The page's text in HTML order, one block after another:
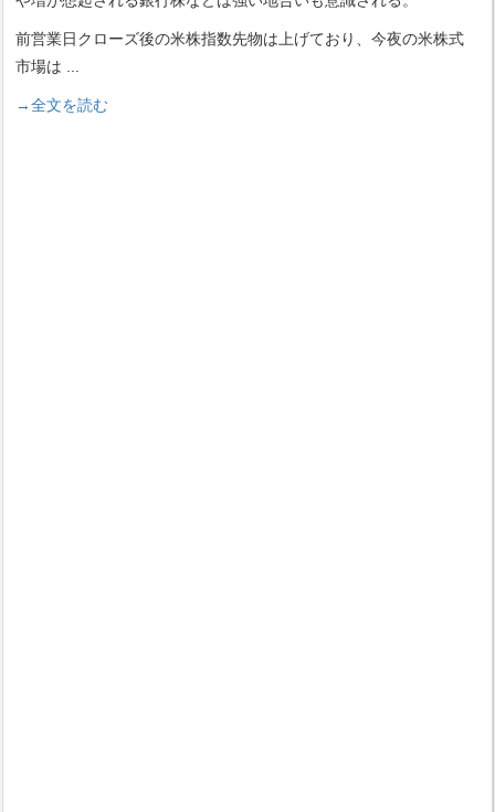
前営業日クローズ後の米株指数先物は上げており、今夜の米株式
市場は
→全文を読む